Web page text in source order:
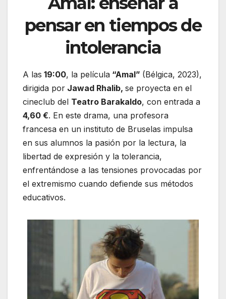
pensar en tiempos de
intolerancia
A las 19:00, la película “Amal” (Bélgica, 2023),
dirigida por Jawad Rhalib, se proyecta en el
cineclub del Teatro Barakaldo, con entrada a
4,60 €. En este drama, una profesora
francesa en un instituto de Bruselas impulsa
en sus alumnos la pasión por la lectura, la
libertad de expresión y la tolerancia,
enfrentándose a las tensiones provocadas por
el extremismo cuando defiende sus métodos
educativos.